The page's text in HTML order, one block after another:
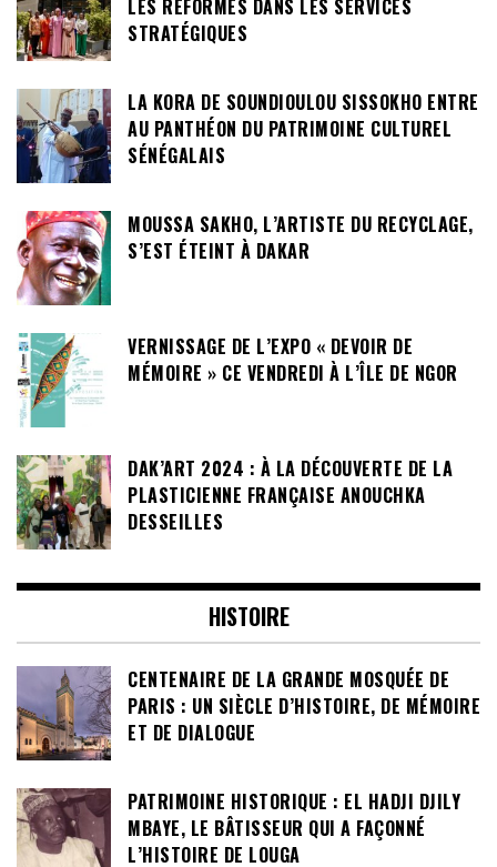
LES RÉFORMES DANS LES SERVICES
STRATÉGIQUES
LA KORA DE SOUNDIOULOU SISSOKHO ENTRE
AU PANTHÉON DU PATRIMOINE CULTUREL
SÉNÉGALAIS
MOUSSA SAKHO, L’ARTISTE DU RECYCLAGE,
S’EST ÉTEINT À DAKAR
VERNISSAGE DE L’EXPO « DEVOIR DE
MÉMOIRE » CE VENDREDI À L’ÎLE DE NGOR
DAK’ART 2024 : À LA DÉCOUVERTE DE LA
PLASTICIENNE FRANÇAISE ANOUCHKA
DESSEILLES
HISTOIRE
CENTENAIRE DE LA GRANDE MOSQUÉE DE
PARIS : UN SIÈCLE D’HISTOIRE, DE MÉMOIRE
ET DE DIALOGUE
PATRIMOINE HISTORIQUE : EL HADJI DJILY
MBAYE, LE BÂTISSEUR QUI A FAÇONNÉ
L’HISTOIRE DE LOUGA